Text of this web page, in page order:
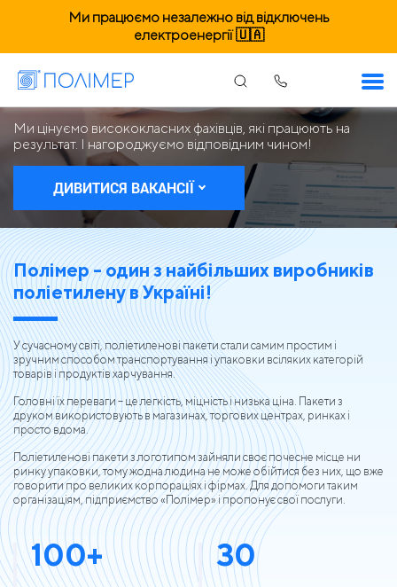
Ми працюємо незалежно від відключень
електроенергії 🇺🇦
Вакансії Полімер
Ми цінуємо висококласних фахівців, які працюють на
результат. І нагороджуємо відповідним чином!
ДИВИТИСЯ ВАКАНСІЇ
Полімер - один з найбільших виробників
поліетилену в Україні!
У сучасному світі, поліетиленові пакети стали самим простим і
зручним способом транспортування і упаковки всіляких категорій
товарів і продуктів харчування.
Головні їх переваги – це легкість, міцність і низька ціна. Пакети з
друком використовують в магазинах, торгових центрах, ринках і
просто вдома.
Поліетиленові пакети з логотипом зайняли своє почесне місце ни
ринку упаковки, тому жодна людина не може обійтися без них, що вже
говорити про великих корпораціях і фірмах. Для допомоги таким
організаціям, підприємство «Полімер» і пропонує свої послуги.
100+ 30